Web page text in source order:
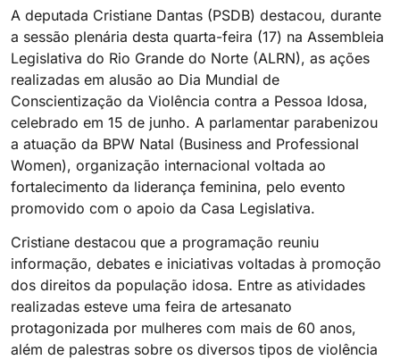
A deputada Cristiane Dantas (PSDB) destacou, durante
a sessão plenária desta quarta-feira (17) na Assembleia
Legislativa do Rio Grande do Norte (ALRN), as ações
realizadas em alusão ao Dia Mundial de
Conscientização da Violência contra a Pessoa Idosa,
celebrado em 15 de junho. A parlamentar parabenizou
a atuação da BPW Natal (Business and Professional
Women), organização internacional voltada ao
fortalecimento da liderança feminina, pelo evento
promovido com o apoio da Casa Legislativa.
Cristiane destacou que a programação reuniu
informação, debates e iniciativas voltadas à promoção
dos direitos da população idosa. Entre as atividades
realizadas esteve uma feira de artesanato
protagonizada por mulheres com mais de 60 anos,
além de palestras sobre os diversos tipos de violência